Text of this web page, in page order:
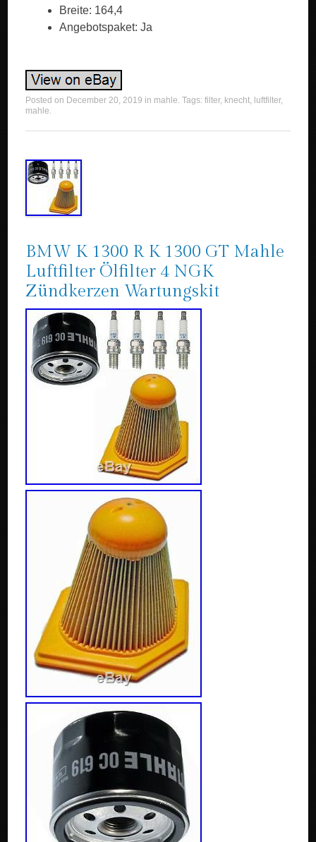
Breite: 164,4
Angebotspaket: Ja
Posted on December 20, 2019 in mahle. Tags:filter, knecht, luftfilter,
mahle.
BMW K 1300 R K 1300 GT Mahle
Luftfilter Ölfilter 4 NGK
Zündkerzen Wartungskit